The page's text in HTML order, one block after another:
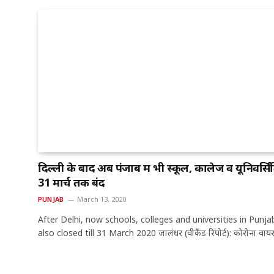
दिल्ली के बाद अब पंजाब में भी स्कूल, कालेज व
31 मार्च तक बंद
PUNJAB March 13, 2020
After Delhi, now schools, colleges and universities in
also closed till 31 March 2020 जालंधर (वीकैंड रिपोर्ट): कोरोना